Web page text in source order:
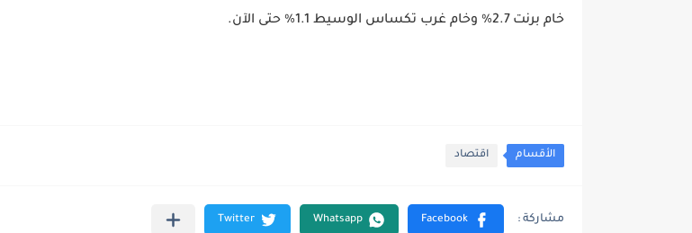
خام برنت 2.7% وخام غرب تكساس الوسيط 1.1% حتى الآن.
الأقسام اقتصاد